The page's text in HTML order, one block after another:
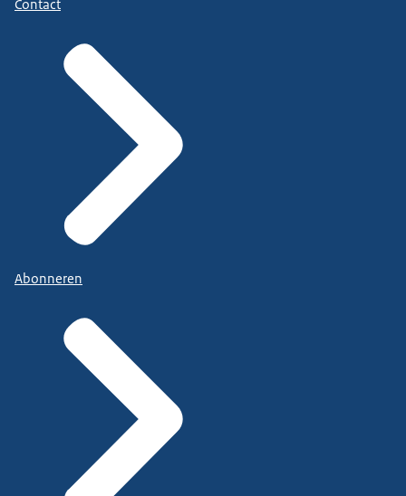
Contact
Abonneren